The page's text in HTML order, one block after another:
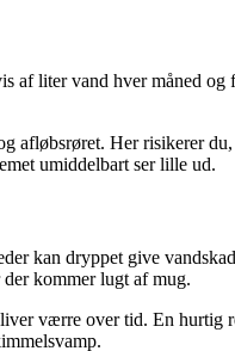
liter vand hver måned
Her risikerer
umiddelbart ser lille ud.
kan dryppet give
kommer lugt af mug.
værre over tid. En